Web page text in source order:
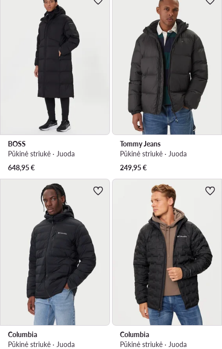
BOSS
Pūkinė striukė · Juoda
648,95€
Tommy Jeans
Pūkinė striukė · Juoda
249,95€
Columbia
Pūkinė striukė · Juoda
Columbia
Pūkinė striukė · Juoda